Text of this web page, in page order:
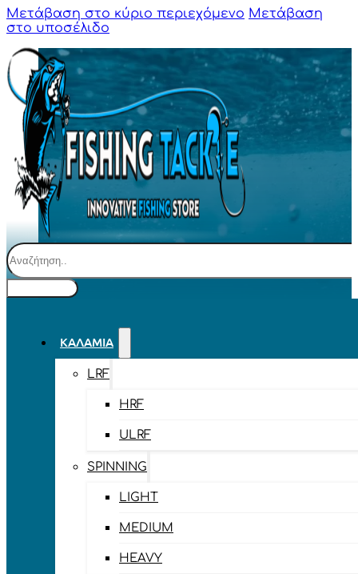
Μετάβαση στο κύριο περιεχόμενο Μετάβαση
στο υποσέλιδο
Αναζήτηση
ΚΑΛΆΜΙΑ
LRF
HRF
ULRF
SPINNING
LIGHT
MEDIUM
HEAVY